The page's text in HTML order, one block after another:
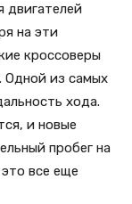
двигателей
на эти
кроссоверы
Одной из самых
хода.
и новые
пробег на
все еще